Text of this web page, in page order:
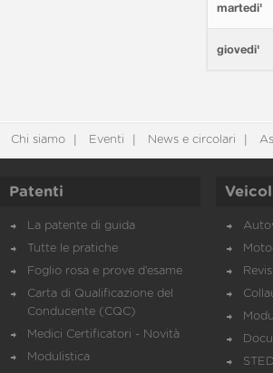
martedi'
giovedi'
Chi siamo Eventi News e circolari
Patenti
La patente di guida
Tutte le pratiche
Foglio rosa e prove d’esame
Carta di Qualificazione del
Conducente (CQC)
Medici Certificatori - Novità
Modulistica
STED